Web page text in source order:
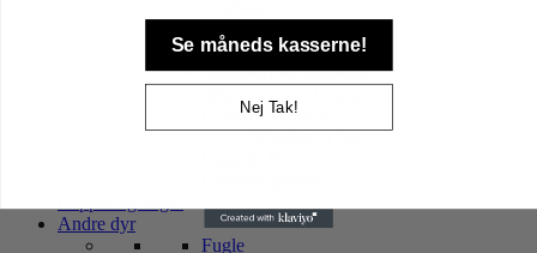
Pleje
Transport Af Gnavere
Bure til Gnavere
Tilbehør til bur
Andre dyr
Fugle
Se måneds kasserne!
Nej Tak!